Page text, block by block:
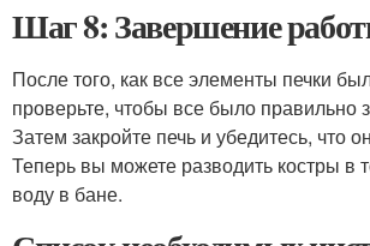
Шаг 8: Завершение
После того, как все элементы печки
проверьте, чтобы все было правильно
Затем закройте печь и убедитесь, что
Теперь вы можете разводить костры в
воду в бане.